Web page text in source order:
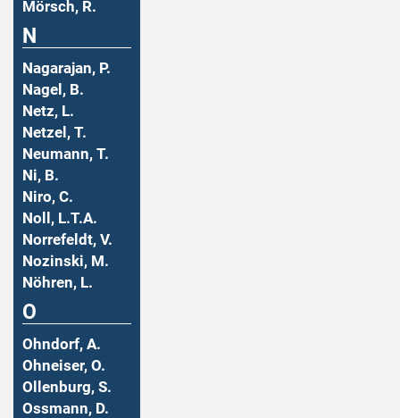
Mörsch, R.
N
Nagarajan, P.
Nagel, B.
Netz, L.
Netzel, T.
Neumann, T.
Ni, B.
Niro, C.
Noll, L.T.A.
Norrefeldt, V.
Nozinski, M.
Nöhren, L.
O
Ohndorf, A.
Ohneiser, O.
Ollenburg, S.
Ossmann, D.